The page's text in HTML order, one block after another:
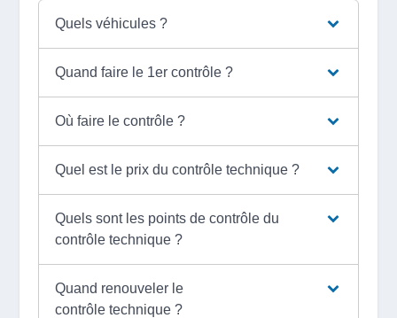
Quels véhicules ?
Quand faire le 1er contrôle ?
Où faire le contrôle ?
Quel est le prix du contrôle technique ?
Quels sont les points de contrôle du
contrôle technique ?
Quand renouveler le
contrôle technique ?